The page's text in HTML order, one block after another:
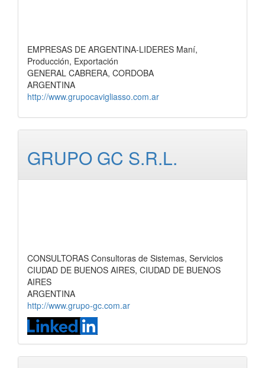
EMPRESAS DE ARGENTINA-LIDERES Maní,
Producción, Exportación
GENERAL CABRERA, CORDOBA
ARGENTINA
http://www.grupocavigliasso.com.ar
GRUPO GC S.R.L.
CONSULTORAS Consultoras de Sistemas, Servicios
CIUDAD DE BUENOS AIRES, CIUDAD DE BUENOS
AIRES
ARGENTINA
http://www.grupo-gc.com.ar